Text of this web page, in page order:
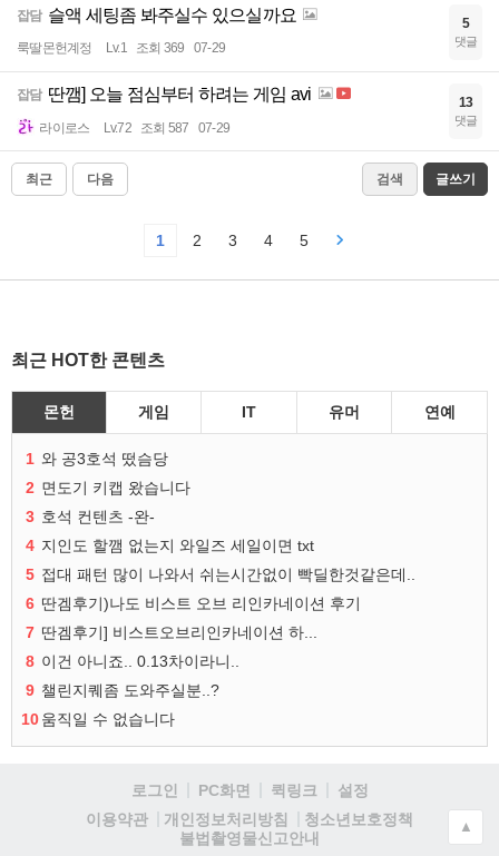
잡담 슬액 세팅좀 봐주실수 있으실까요
룩딸몬헌계정 Lv.1 조회 369 07-29
5
댓글
잡담 딴깸] 오늘 점심부터 하려는 게임 avi
라이로스 Lv.72 조회 587 07-29
13
댓글
최근 다음 검색 글쓰기
1 2 3 4 5
최근 HOT한 콘텐츠
몬헌 게임 IT 유머 연예
1 와 공3호석 떴슴당
2 면도기 키캡 왔습니다
3 호석 컨텐츠 -완-
4 지인도 할깸 없는지 와일즈 세일이면 txt
5 접대 패턴 많이 나와서 쉬는시간없이 빡딜한것같은데..
6 딴겜후기)나도 비스트 오브 리인카네이션 후기
7 딴겜후기] 비스트오브리인카네이션 하...
8 이건 아니죠.. 0.13차이라니..
9 챌린지퀘좀 도와주실분..?
10움직일 수 없습니다
로그인 PC화면 퀵링크
설정
이용약관
개인정보처리방침
청소년보호정책
불법촬영물신고안내
▲